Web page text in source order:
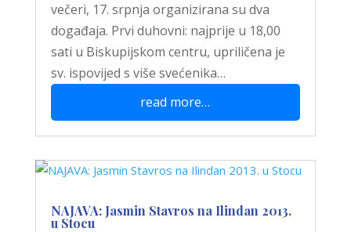
večeri, 17. srpnja organizirana su dva
događaja. Prvi duhovni: najprije u 18,00
sati u Biskupijskom centru, upriličena je
sv. ispovijed s više svećenika…
read more…
NAJAVA: Jasmin Stavros na Ilindan 2013.
u Stocu